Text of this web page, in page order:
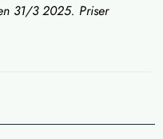
31/3 2025. Priser